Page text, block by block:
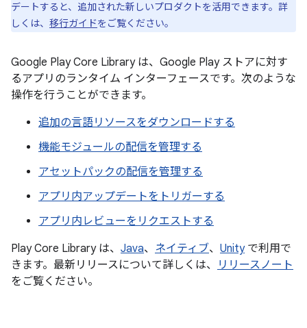
デートすると、追加された新しいプロダクトを活用できます。詳
しくは、 移行ガイドをご覧ください。
Google Play Core Library は、Google Play ストアに対す
るアプリのランタイム インターフェースです。次のような
操作を行うことができます。
追加の言語リソースをダウンロードする
機能モジュールの配信を管理する
アセットパックの配信を管理する
アプリ内アップデートをトリガーする
アプリ内レビューをリクエストする
Play Core Library は、 Java、 ネイティブ、 Unityで利用で
きます。最新リリースについて詳しくは、
リリースノート
をご覧ください。